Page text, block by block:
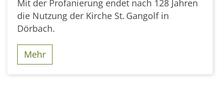
Mit der Profanierung endet nach 128 Jahren
die Nutzung der Kirche St. Gangolf in
Dörbach.
Mehr